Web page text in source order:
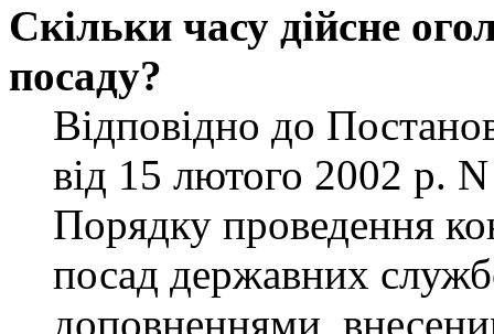
Скільки часу дійсне
посаду?
Відповідно до
від 15 лютого 2002 р.
Порядку проведення
посад державних
доповненнями,